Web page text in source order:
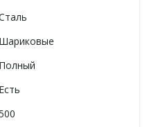
Шариковые
Полный
Есть